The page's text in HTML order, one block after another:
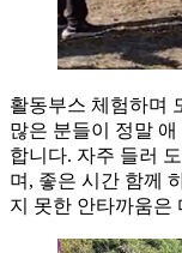
활동부스 체험하며
많은 분들이 정말
합니다. 자주 들러
며, 좋은 시간 함께
지 못한 안타까움은